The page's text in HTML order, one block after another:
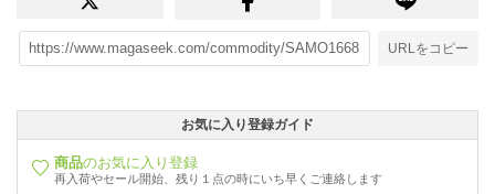
URLをコピー
お気に入り登録ガイド
商品のお気に入り登録
再入荷やセール開始、残り１点の時にいち早くご連絡します